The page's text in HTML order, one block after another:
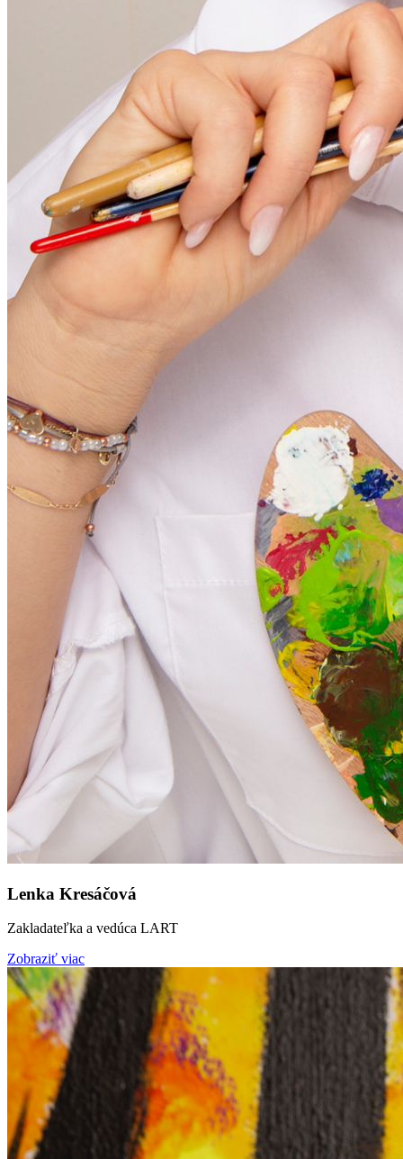
Lenka Kresáčová
Zakladateľka a vedúca LART
Zobraziť viac